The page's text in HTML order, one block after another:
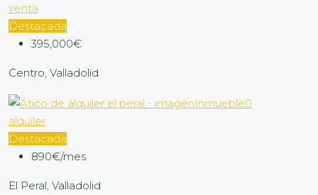
venta
Destacada
395,000€
Centro, Valladolid
alquiler
Destacada
890€/mes
El Peral, Valladolid